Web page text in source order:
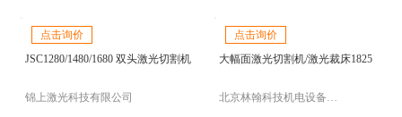
点击询价
JSC1280/1480/1680 双头激光切割机
锦上激光科技有限公司
点击询价
大幅面激光切割机/激光裁床1825
北京林翰科技机电设备有限公司